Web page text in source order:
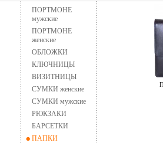
ПОРТМОНЕ
мужские
ПОРТМОНЕ
женские
ОБЛОЖКИ
КЛЮЧНИЦЫ
ВИЗИТНИЦЫ
СУМКИ женские
СУМКИ мужские
РЮКЗАКИ
БАРСЕТКИ
ПАПКИ